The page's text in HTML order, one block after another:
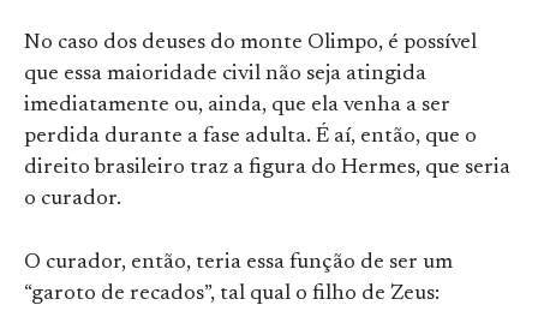
No caso dos deuses do monte Olimpo, é possível
que essa maioridade civil não seja atingida
imediatamente ou, ainda, que ela venha a ser
perdida durante a fase adulta. É aí, então, que o
direito brasileiro traz a figura do Hermes, que seria
o curador.
O curador, então, teria essa função de ser um
“garoto de recados”, tal qual o filho de Zeus: